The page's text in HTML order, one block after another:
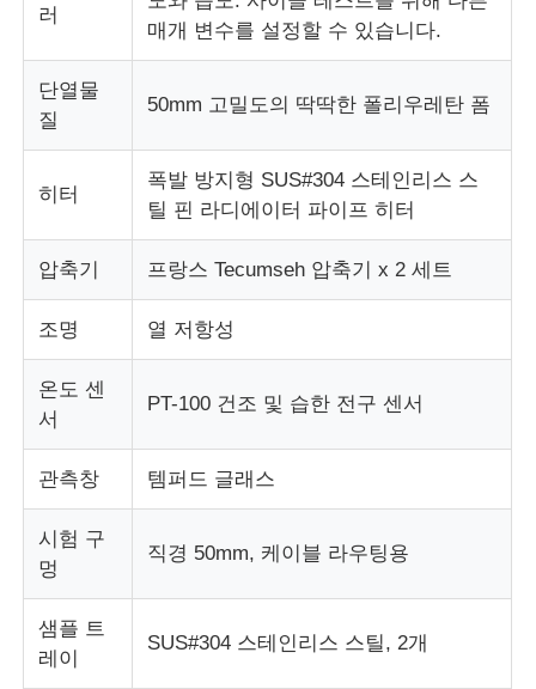
러
매개 변수를 설정할 수 있습니다.
단열물
질
50mm 고밀도의 딱딱한 폴리우레탄 폼
히터
폭발 방지형 SUS#304 스테인리스 스
틸 핀 라디에이터 파이프 히터
압축기 프랑스 Tecumseh 압축기 x 2 세트
조명 열 저항성
온도 센
서
PT-100 건조 및 습한 전구 센서
관측창 템퍼드 글래스
시험 구
멍
직경 50mm, 케이블 라우팅용
샘플 트
레이
SUS#304 스테인리스 스틸, 2개